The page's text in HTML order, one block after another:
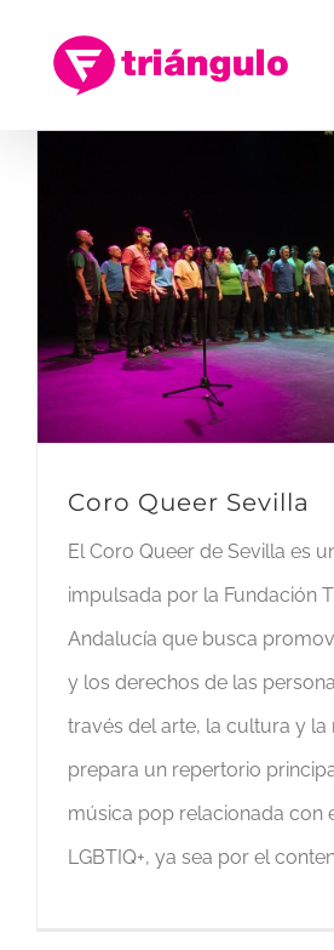
Coro Queer Sevilla
El Coro Queer de Sevilla es
impulsada por la Fundación
Andalucía que busca
y los derechos de las
través del arte, la cultura y
prepara un repertorio
música pop relacionada con
LGBTIQ+, ya sea por el